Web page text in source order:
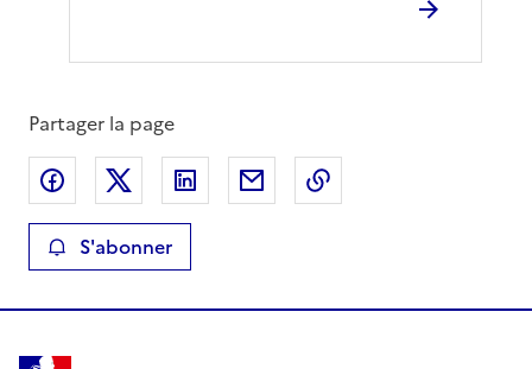
Partager la page
Partager sur Facebook
Partager sur XPartager sur LinkedIn
Partager par email
S'abonner